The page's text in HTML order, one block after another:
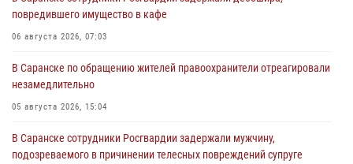
повредившего имущество в кафе
06 августа 2026, 07:03
В Саранске по обращению жителей правоохранители отреагировали
незамедлительно
05 августа 2026, 15:04
В Саранске сотрудники Росгвардии задержали мужчину,
подозреваемого в причинении телесных повреждений супруге